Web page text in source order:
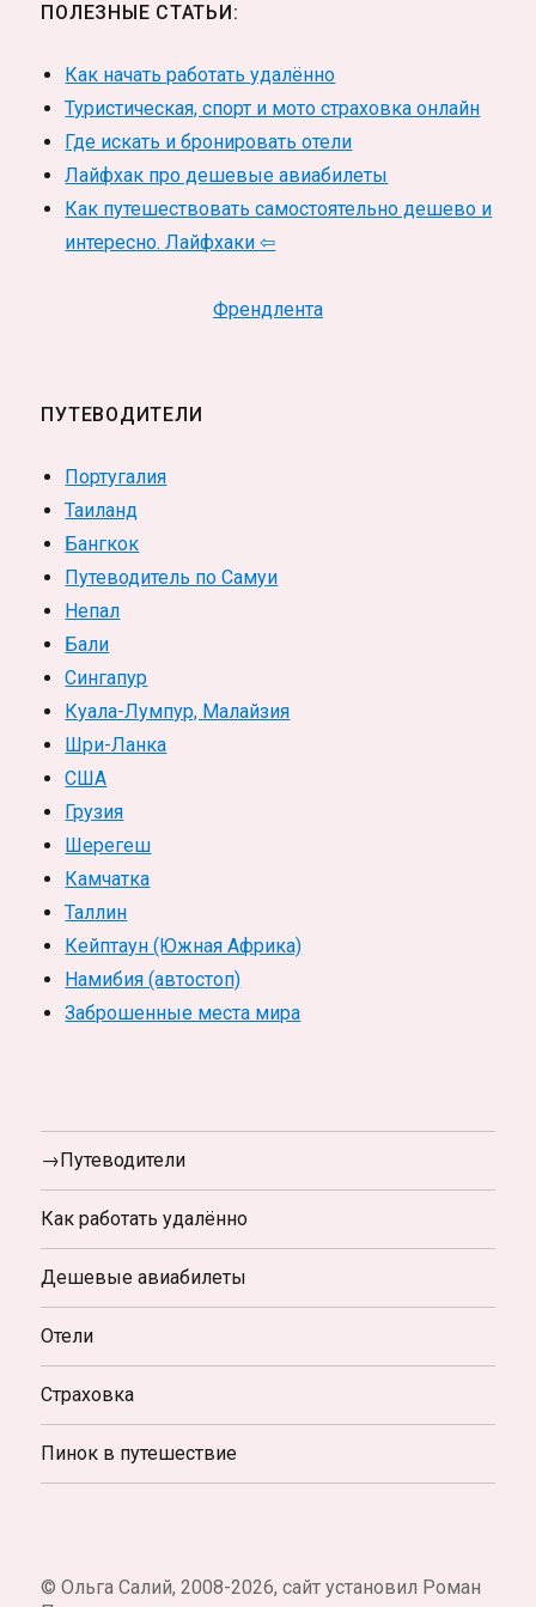
ПОЛЕЗНЫЕ СТАТЬИ:
Как начать работать удалённо
Туристическая, спорт и мото страховка онлайн
Где искать и бронировать отели
Лайфхак про дешевые авиабилеты
Как путешествовать самостоятельно дешево и
интересно. Лайфхаки ⇦
Френдлента
ПУТЕВОДИТЕЛИ
Португалия
Таиланд
Бангкок
Путеводитель по Самуи
Непал
Бали
Сингапур
Куала-Лумпур, Малайзия
Шри-Ланка
США
Грузия
Шерегеш
Камчатка
Таллин
Кейптаун (Южная Африка)
Намибия (автостоп)
Заброшенные места мира
→Путеводители
Как работать удалённо
Дешевые авиабилеты
Отели
Страховка
Пинок в путешествие
© Ольга Салий, 2008-2026, сайт установил Роман